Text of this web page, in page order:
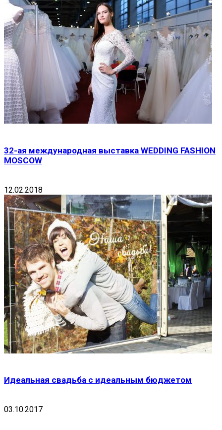
32-ая международная выставка WEDDING FASHION
MOSCOW
12.02.2018
Идеальная свадьба с идеальным бюджетом
03.10.2017